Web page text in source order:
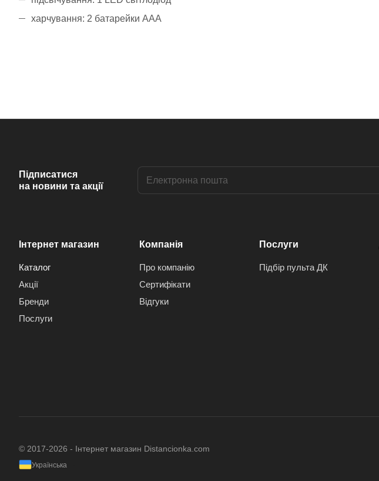
харчування: 2 батарейки ААА
Підписатися
на новини та акції
Інтернет магазин
Каталог
Акції
Бренди
Послуги
Компанія
Про компанію
Сертифікати
Відгуки
Послуги
Підбір пульта ДК
© 2017-2026 - Інтернет магазин Distancionka.com
Українська